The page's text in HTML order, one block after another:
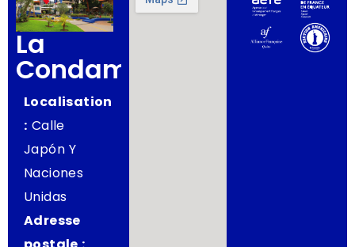
La
Condamine
Localisation
: Calle
Japón Y
Naciones
Unidas
Adresse